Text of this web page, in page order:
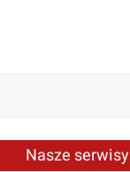
Nasze serwisy